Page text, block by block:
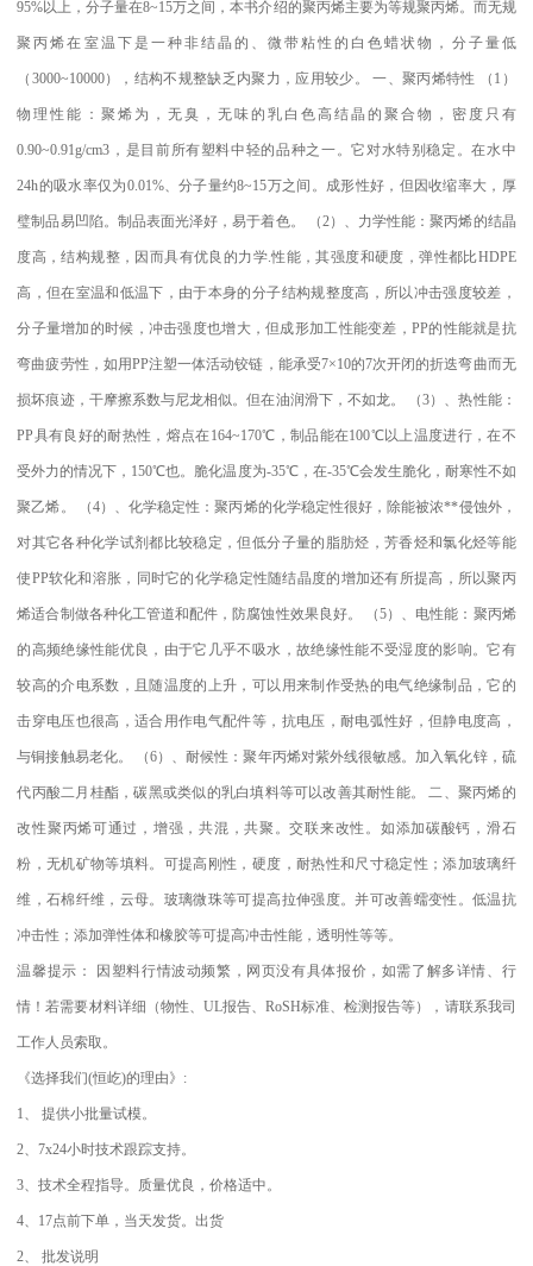
95%以上，分子量在8~15万之间，本书介绍的聚丙烯主要为等规聚丙烯。而无规
聚丙烯在室温下是一种非结晶的、微带粘性的白色蜡状物，分子量低
（ 3000~10000），结构不规整缺乏内聚力，应用较少。一、聚丙烯特性 （ 1 ）
物理性能：聚烯为，无臭，无味的乳白色高结晶的聚合物，密度只有
0.90~0.91g/cm3 ，是目前所有塑料中轻的品种之一。它对水特别稳定。在水中
24h的吸水率仅为0.01%、分子量约8~15万之间。成形性好，但因收缩率大，厚
璧制品易凹陷。制品表面光泽好，易于着色。 （2）、力学性能：聚丙烯的结晶
度高，结构规整，因而具有优良的力学.性能，其强度和硬度，弹性都比HDPE
高，但在室温和低温下，由于本身的分子结构规整度高，所以冲击强度较差，
分子量增加的时候，冲击强度也增大，但成形加工性能变差， PP的性能就是抗
弯曲疲劳性，如用PP注塑一体活动铰链，能承受7×10的7次开闭的折迭弯曲而无
损坏痕迹，干摩擦系数与尼龙相似。但在油润滑下，不如龙。 （3）、热性能：
PP具有良好的耐热性，熔点在164~170℃ ，制品能在100℃以上温度进行，在不
受外力的情况下， 150℃也。脆化温度为-35℃，在-35℃会发生脆化，耐寒性不如
聚乙烯。 （4）、化学稳定性：聚丙烯的化学稳定性很好，除能被浓**侵蚀外，
对其它各种化学试剂都比较稳定，但低分子量的脂肪烃，芳香烃和氯化烃等能
使PP软化和溶胀，同时它的化学稳定性随结晶度的增加还有所提高，所以聚丙
烯适合制做各种化工管道和配件，防腐蚀性效果良好。 （5）、电性能：聚丙烯
的高频绝缘性能优良，由于它几乎不吸水，故绝缘性能不受湿度的影响。它有
较高的介电系数，且随温度的上升，可以用来制作受热的电气绝缘制品，它的
击穿电压也很高，适合用作电气配件等，抗电压，耐电弧性好，但静电度高，
与铜接触易老化。 （6）、耐候性：聚年丙烯对紫外线很敏感。加入氧化锌，硫
代丙酸二月桂酯，碳黑或类似的乳白填料等可以改善其耐性能。二、聚丙烯的
改性聚丙烯可通过，增强，共混，共聚。交联来改性。如添加碳酸钙，滑石
粉，无机矿物等填料。可提高刚性，硬度，耐热性和尺寸稳定性；添加玻璃纤
维，石棉纤维，云母。玻璃微珠等可提高拉伸强度。并可改善蠕变性。低温抗
冲击性；添加弹性体和橡胶等可提高冲击性能，透明性等等。
温馨提示： 因塑料行情波动频繁，网页没有具体报价，如需了解多详情、行
情！若需要材料详细（物性、 UL报告、RoSH标准、检测报告等），请联系我司
工作人员索取。
《选择我们(恒屹)的理由》 :
1、提供小批量试模。
2、7x24小时技术跟踪支持。
3、技术全程指导。质量优良，价格适中。
4、 17点前下单，当天发货。出货
2、批发说明